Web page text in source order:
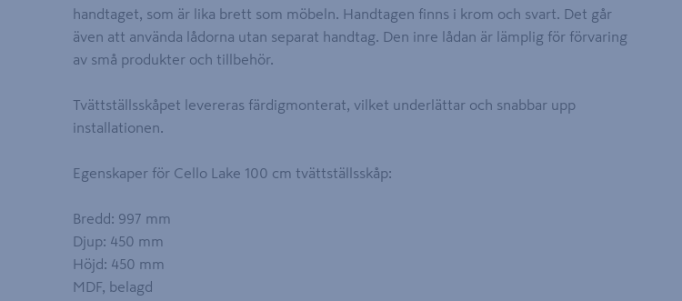
handtaget, som är lika brett som möbeln. Handtagen finns i krom och svart. Det går
även att använda lådorna utan separat handtag. Den inre lådan är lämplig för förvaring
av små produkter och tillbehör.
Tvättställsskåpet levereras färdigmonterat, vilket underlättar och snabbar upp
installationen.
Egenskaper för Cello Lake 100 cm tvättställsskåp:
Bredd: 997 mm
Djup: 450 mm
Höjd: 450 mm
MDF, belagd